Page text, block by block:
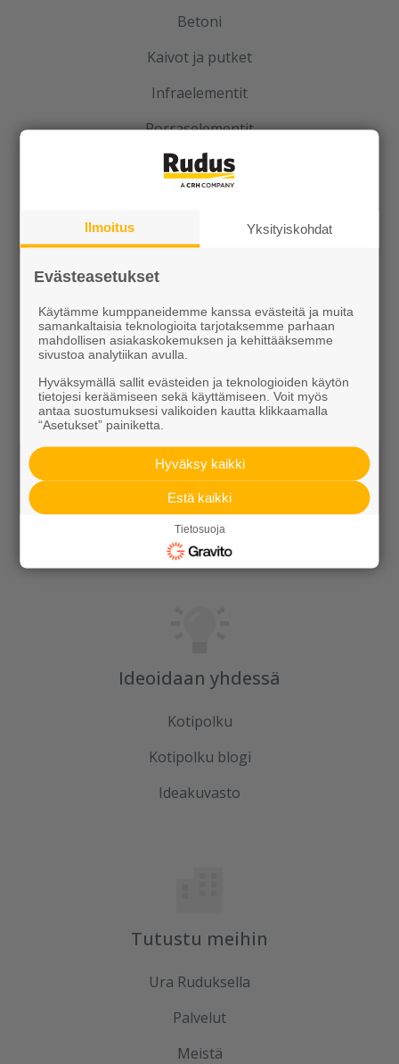
Betoni
Kaivot ja putket
Infraelementit
Porraselementit
Julkisivuelementit
Louhinta, murskaus, esirakentaminen
Rudus
Uutiset
Referenssit
Tilaa uutiskirje
Ideoidaan yhdessä
Kotipolku
Kotipolku blogi
Ideakuvasto
Tutustu meihin
Ura Ruduksella
Palvelut
Meistä
Ilmoitus Yksityiskohdat
Evästeasetukset
Käytämme kumppaneidemme kanssa evästeitä ja muita
samankaltaisia teknologioita tarjotaksemme parhaan
mahdollisen asiakaskokemuksen ja kehittääksemme
sivustoa analytiikan avulla.
Hyväksymällä sallit evästeiden ja teknologioiden käytön
tietojesi keräämiseen sekä käyttämiseen. Voit myös
antaa suostumuksesi valikoiden kautta klikkaamalla
“Asetukset” painiketta.
Hyväksy kaikki
Estä kaikki
Tietosuoja